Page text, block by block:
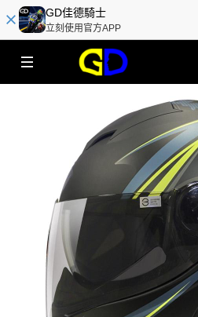
GD佳德騎士
立刻使用官方APP